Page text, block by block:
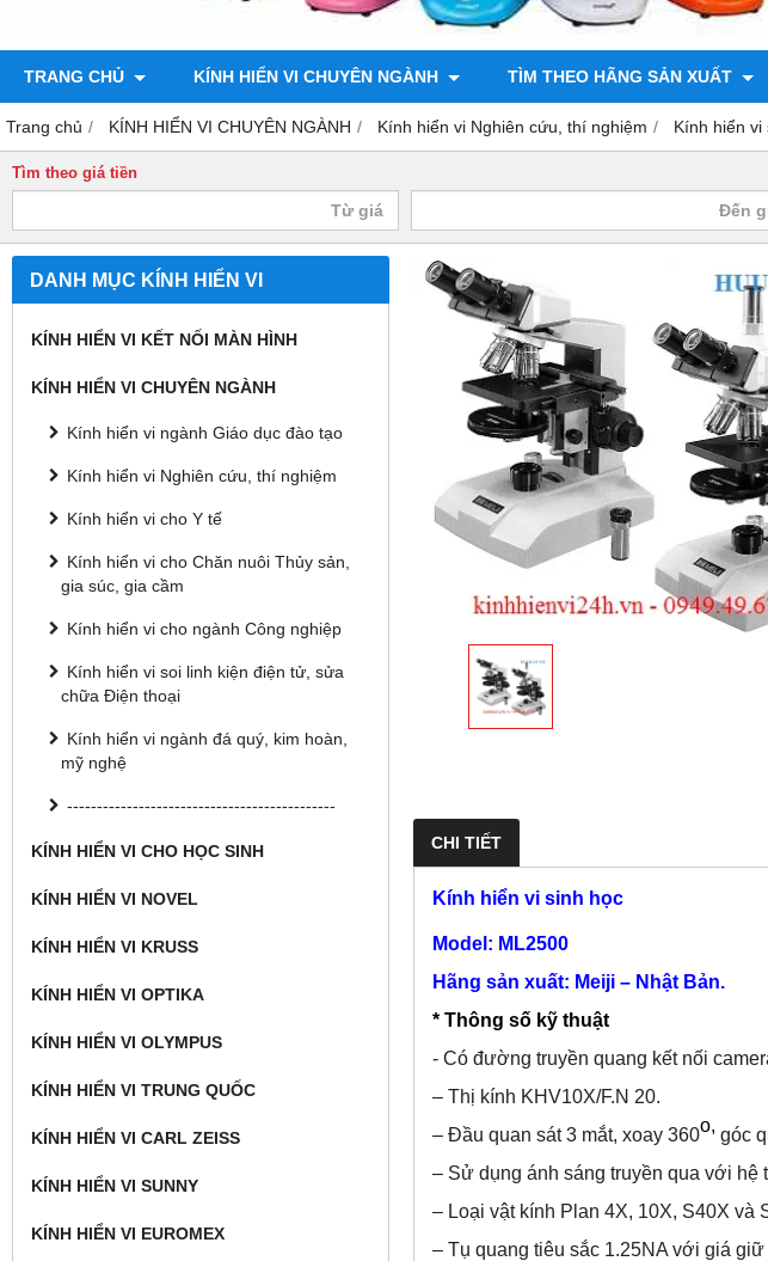
TRANG CHỦ KÍNH HIỂN VI CHUYÊN NGÀNH TÌM THEO HÃNG SẢN XUẤT
Trang chủ KÍNH HIỂN VI CHUYÊN NGÀNH Kính hiển vi Nghiên cứu, thí nghiệm Kính hiển vi
Tìm theo giá tiền
DANH MỤC KÍNH HIỂN VI
KÍNH HIỂN VI KẾT NỐI MÀN HÌNH
KÍNH HIỂN VI CHUYÊN NGÀNH
Kính hiển vi ngành Giáo dục đào tạo
Kính hiển vi Nghiên cứu, thí nghiệm
Kính hiển vi cho Y tế
Kính hiển vi cho Chăn nuôi Thủy sản,
gia súc, gia cầm
Kính hiển vi cho ngành Công nghiệp
Kính hiển vi soi linh kiện điện tử, sửa
chữa Điện thoại
Kính hiển vi ngành đá quý, kim hoàn,
mỹ nghệ
---------------------------------------------
KÍNH HIỂN VI CHO HỌC SINH
KÍNH HIỂN VI NOVEL
KÍNH HIỂN VI KRUSS
KÍNH HIỂN VI OPTIKA
KÍNH HIỂN VI OLYMPUS
KÍNH HIỂN VI TRUNG QUỐC
KÍNH HIỂN VI CARL ZEISS
KÍNH HIỂN VI SUNNY
KÍNH HIỂN VI EUROMEX
CHI TIẾT
Kính hiển vi sinh học
Model: ML2500
Hãng sản xuất: Meiji – Nhật Bản.
* Thông số kỹ thuật
- Có đường truyền quang kết nối
– Thị kính KHV10X/F.N 20.
– Đầu quan sát 3 mắt, xoay 360o, góc
– Sử dụng ánh sáng truyền qua với
– Loại vật kính Plan 4X, 10X, S40X và
– Tụ quang tiêu sắc 1.25NA với giá